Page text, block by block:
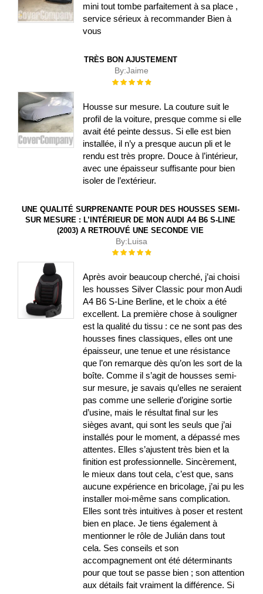
mini tout tombe parfaitement à sa place ,
service sérieux à recommander Bien à
vous
TRÈS BON AJUSTEMENT
By:Jaime
Évaluation :
Housse sur mesure. La couture suit le
profil de la voiture, presque comme si elle
avait été peinte dessus. Si elle est bien
installée, il n’y a presque aucun pli et le
rendu est très propre. Douce à l’intérieur,
avec une épaisseur suffisante pour bien
isoler de l’extérieur.
UNE QUALITÉ SURPRENANTE POUR DES HOUSSES SEMI-
SUR MESURE : L’INTÉRIEUR DE MON AUDI A4 B6 S-LINE
(2003) A RETROUVÉ UNE SECONDE VIE
By:Luisa
Évaluation :
Après avoir beaucoup cherché, j’ai choisi
les housses Silver Classic pour mon Audi
A4 B6 S-Line Berline, et le choix a été
excellent. La première chose à souligner
est la qualité du tissu : ce ne sont pas des
housses fines classiques, elles ont une
épaisseur, une tenue et une résistance
que l’on remarque dès qu’on les sort de la
boîte. Comme il s’agit de housses semi-
sur mesure, je savais qu’elles ne seraient
pas comme une sellerie d’origine sortie
d’usine, mais le résultat final sur les
sièges avant, qui sont les seuls que j’ai
installés pour le moment, a dépassé mes
attentes. Elles s’ajustent très bien et la
finition est professionnelle. Sincèrement,
le mieux dans tout cela, c’est que, sans
aucune expérience en bricolage, j’ai pu les
installer moi-même sans complication.
Elles sont très intuitives à poser et restent
bien en place. Je tiens également à
mentionner le rôle de Julián dans tout
cela. Ses conseils et son
accompagnement ont été déterminants
pour que tout se passe bien ; son attention
aux détails fait vraiment la différence. Si